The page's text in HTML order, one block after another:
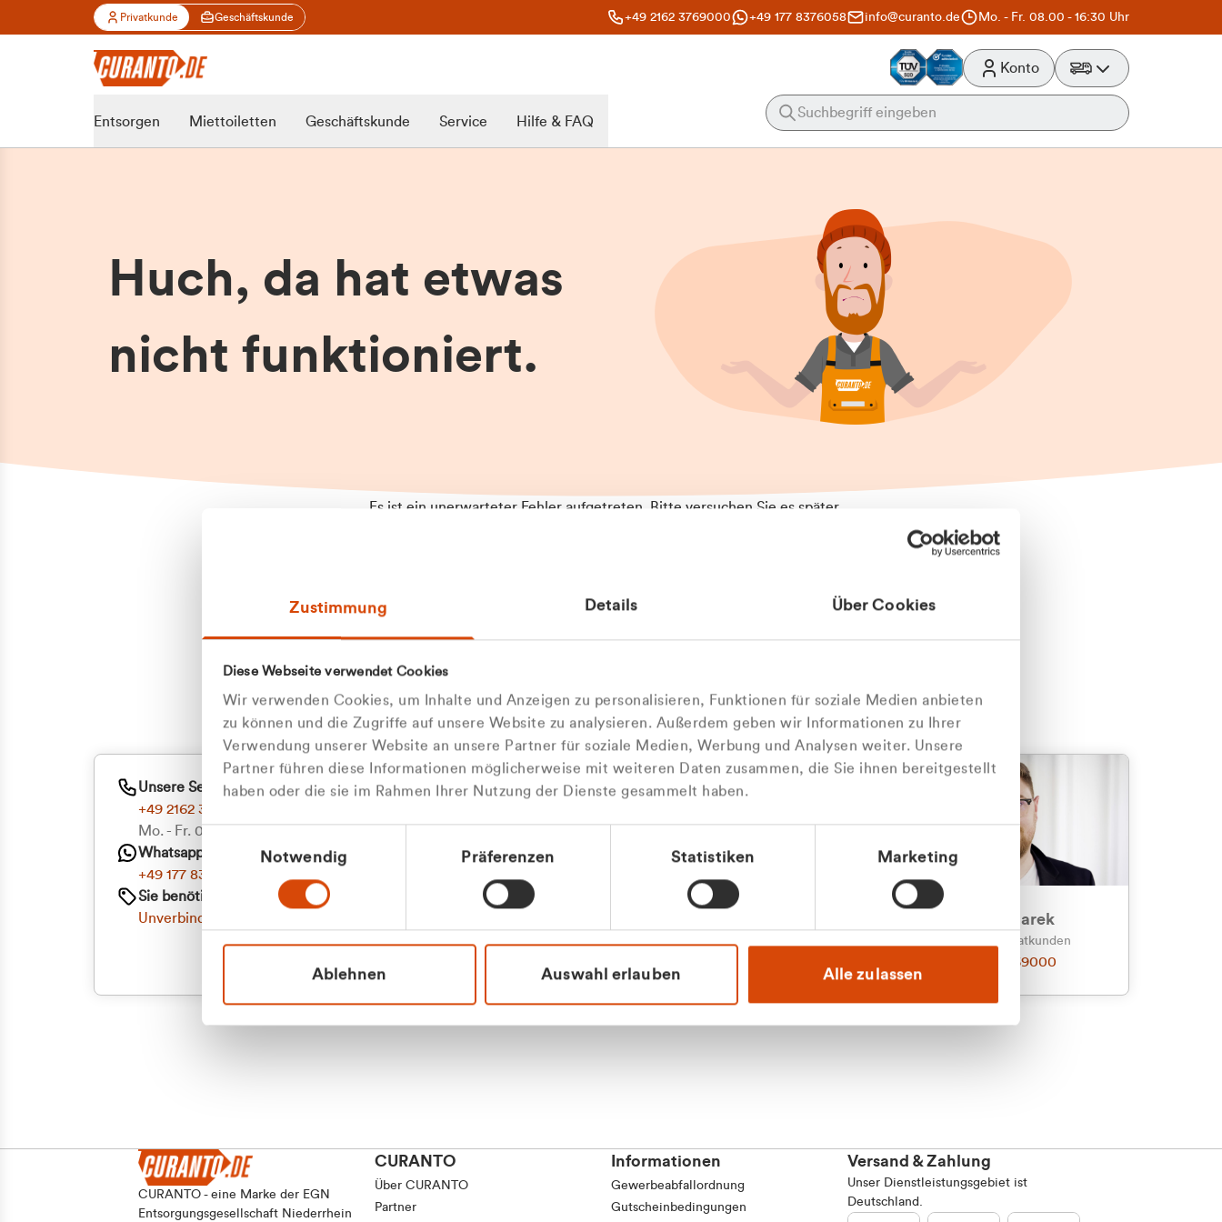
Zustimmung Details Über Cookies
Diese Webseite verwendet Cookies
Wir verwenden Cookies, um Inhalte und Anzeigen zu personalisieren, Funktionen für soziale Medien anbieten
zu können und die Zugriffe auf unsere Website zu analysieren. Außerdem geben wir Informationen zu Ihrer
Verwendung unserer Website an unsere Partner für soziale Medien, Werbung und Analysen weiter. Unsere
Partner führen diese Informationen möglicherweise mit weiteren Daten zusammen, die Sie ihnen bereitgestellt
haben oder die sie im Rahmen Ihrer Nutzung der Dienste gesammelt haben.
Einwilligungsauswahl
Notwendig Präferenzen Statistiken Marketing
Ablehnen Auswahl erlauben Alle zulassen
Privatkunde Geschäftskunde +49 2162 3769000 +49 177 8376058 info@curanto.de Mo. - Fr. 08.00 - 16:30 Uhr
Konto
Entsorgen Miettoiletten Geschäftskunde Service Hilfe & FAQ
Huch, da hat etwas
nicht funktioniert.
Es ist ein unerwarteter Fehler aufgetreten. Bitte versuchen Sie es später
aufgetretenen Fehler an. Wir entschuldigen uns für eventuelle
Unannehmlichkeiten.
Zum Abfallberater
Oder kontaktieren Sie uns persönlich
Wir sind gerne für Sie da
Unsere Service-Hotline
+49 2162 3769000
Mo. - Fr. 08.00 - 16:30 Uhr
Whatsapp
+49 177 8376058
Sie benötigen ein individuelles Angebot?
Unverbindliche Anfrage stellen
Julian Marek
Vertrieb - Privatkunden
0216 237 69000
CURANTO - eine Marke der EGN
Entsorgungsgesellschaft Niederrhein
CURANTO
Über CURANTO
Partner
Informationen
Gewerbeabfallordnung
Gutscheinbedingungen
Versand & Zahlung
Unser Dienstleistungsgebiet ist
Deutschland.